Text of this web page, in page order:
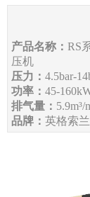
产品名称： RS
压机
压力： 4.5bar-
功率： 45-
排气量： 5.9m³/
品牌： 英格索兰